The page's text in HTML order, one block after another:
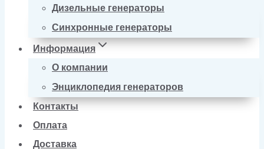
Дизельные генераторы
Синхронные генераторы
Информация
О компании
Энциклопедия генераторов
Контакты
Оплата
Доставка